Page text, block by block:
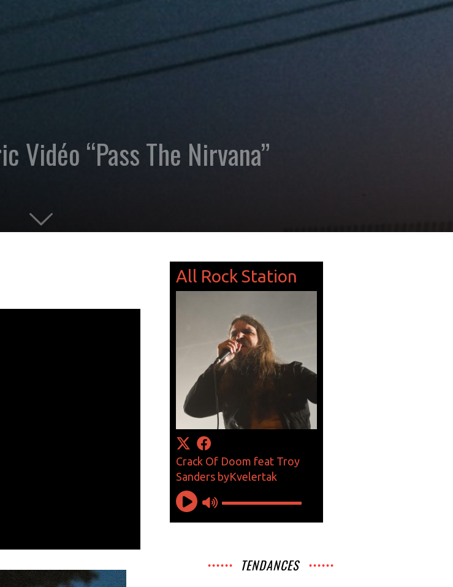
Vidéo “Pass The Nirvana”
TENDANCES